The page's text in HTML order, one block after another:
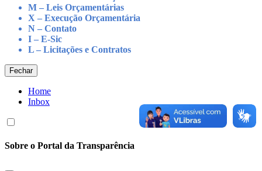
M – Leis Orçamentárias
X – Execução Orçamentária
N – Contato
I – E-Sic
L – Licitações e Contratos
Fechar
Home
Inbox
Sobre o Portal da Transparência